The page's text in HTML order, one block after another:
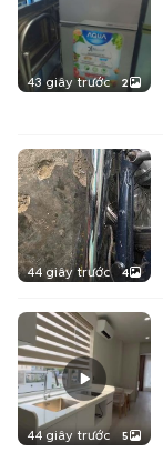
43 giây trước 2
44 giây trước 4
44 giây trước 5